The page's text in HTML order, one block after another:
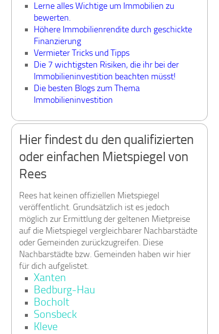
Lerne alles Wichtige um Immobilien zu
bewerten.
Höhere Immobilienrendite durch geschickte
Finanzierung
Vermieter Tricks und Tipps
Die 7 wichtigsten Risiken, die ihr bei der
Immobilieninvestition beachten müsst!
Die besten Blogs zum Thema
Immobilieninvestition
Hier findest du den qualifizierten
oder einfachen Mietspiegel von
Rees
Rees hat keinen offiziellen Mietspiegel
veröffentlicht. Grundsätzlich ist es jedoch
möglich zur Ermittlung der geltenen Mietpreise
auf die Mietspiegel vergleichbarer Nachbarstädte
oder Gemeinden zurückzugreifen. Diese
Nachbarstädte bzw. Gemeinden haben wir hier
für dich aufgelistet.
Xanten
Bedburg-Hau
Bocholt
Sonsbeck
Kleve